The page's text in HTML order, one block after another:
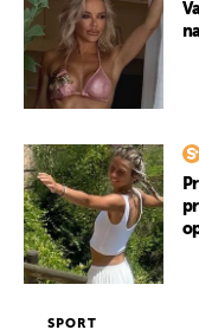
SPORT